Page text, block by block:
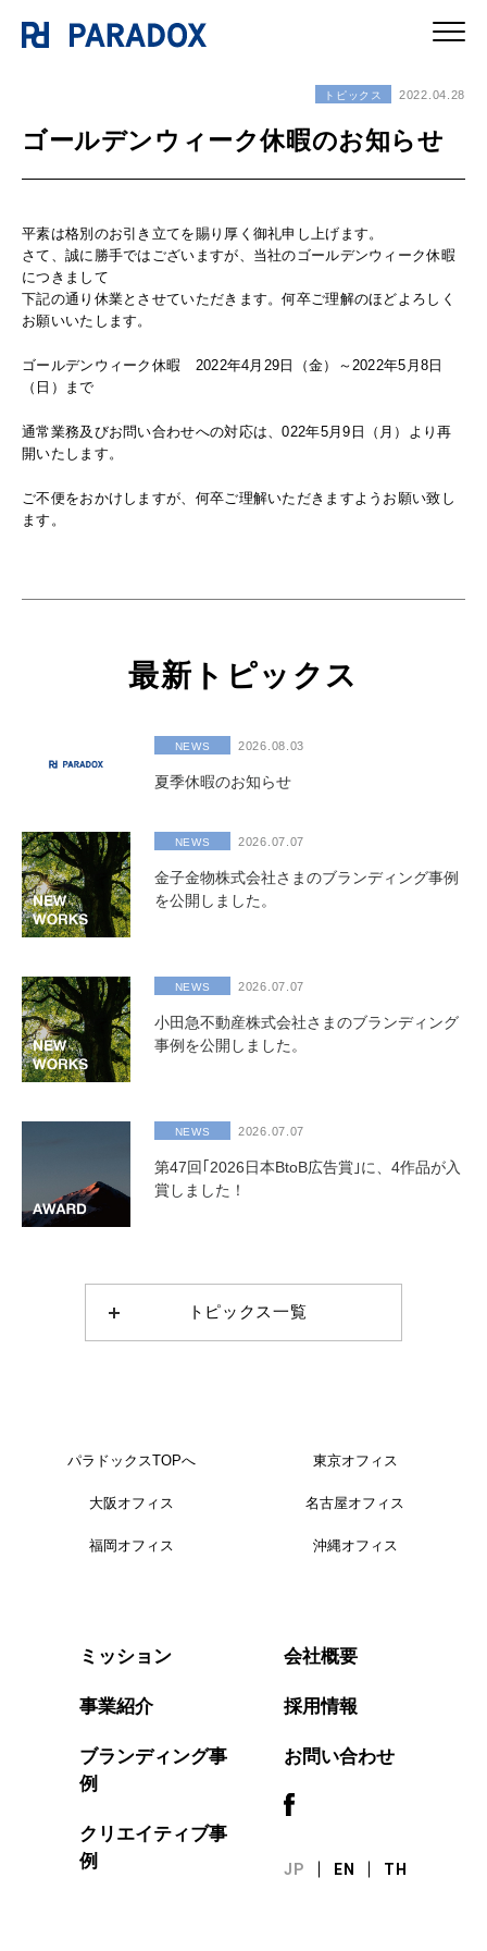
トピックス 2022.04.28
ゴールデンウィーク休暇のお知らせ
平素は格別のお引き立てを賜り厚く御礼申し上げます。
さて、誠に勝手ではございますが、当社のゴールデンウィーク休暇
につきまして
下記の通り休業とさせていただきます。何卒ご理解のほどよろしく
お願いいたします。
ゴールデンウィーク休暇 2022年4月29日（金）～2022年5月8日
（日）
まで
通常業務及びお問い合わせへの対応は、022年5月9日（月）より再
開いたします。
ご不便をおかけしますが、何卒ご理解いただきますようお願い致し
ます。
最新トピックス
NEWS 2026.08.03
夏季休暇のお知らせ
NEWS 2026.07.07
金子金物株式会社さまのブランディング事例
を公開しました。
NEWS 2026.07.07
小田急不動産株式会社さまのブランディング
事例を公開しました。
NEWS 2026.07.07
第47回｢2026日本BtoB広告賞｣に、4作品が入
賞しました！
トピックス一覧
パラドックスTOPへ 東京オフィス
大阪オフィス 名古屋オフィス
福岡オフィス 沖縄オフィス
ミッション
事業紹介
ブランディング事
例
クリエイティブ事
例
会社概要
採用情報
お問い合わせ
JP EN TH